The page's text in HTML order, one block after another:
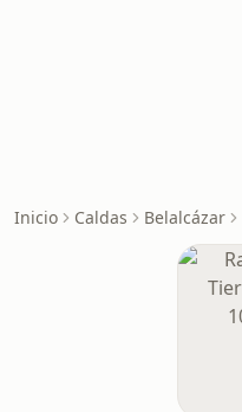
Inicio Caldas Belalcázar